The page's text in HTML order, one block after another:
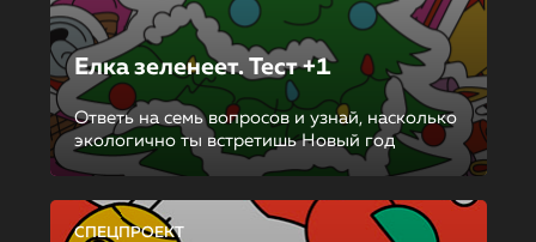
Елка зеленеет. Тест +1
Ответь на семь вопросов и узнай, насколько
экологично ты встретишь Новый год
СПЕЦПРОЕКТ